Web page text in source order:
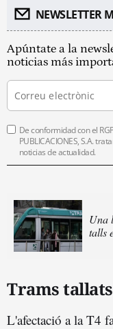
NEWSLETTER
Apúntate a la
noticias más
De conformidad con el
PUBLICACIONES, S.A.
noticias de actualidad.
Una
talls
Trams tallats
L'afectació a la T4